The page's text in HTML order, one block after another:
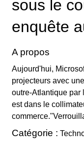
sous le
enquête
A propos
Aujourd'hui,
projecteurs avec
outre-Atlantique par
est dans le
Catégorie :